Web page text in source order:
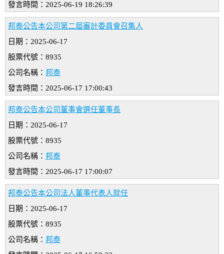
發言時間：2025-06-19 18:26:39
邦泰公告本公司第二屆審計委員會召集人
日期：2025-06-17
股票代號：8935
公司名稱： 邦泰
發言時間：2025-06-17 17:00:43
邦泰公告本公司董事會選任董事長
日期：2025-06-17
股票代號：8935
公司名稱： 邦泰
發言時間：2025-06-17 17:00:07
邦泰公告本公司法人董事代表人就任
日期：2025-06-17
股票代號：8935
公司名稱： 邦泰